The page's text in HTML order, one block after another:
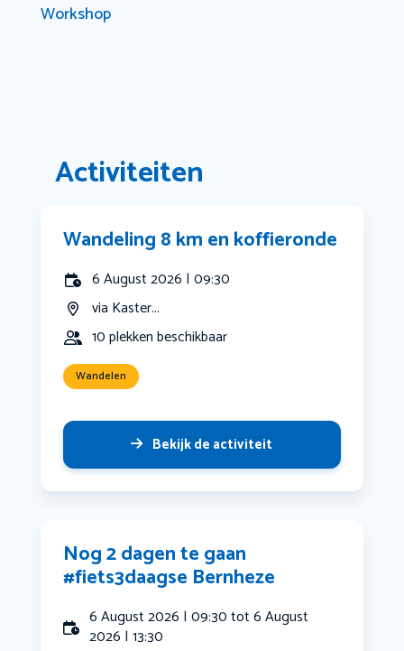
Workshop
Activiteiten
Wandeling 8 km en koffieronde
6 August 2026 | 09:30
via Kaster...
10 plekken beschikbaar
Wandelen
Bekijk de activiteit
Nog 2 dagen te gaan
#fiets3daagse Bernheze
6 August 2026 | 09:30 tot 6 August
2026 | 13:30